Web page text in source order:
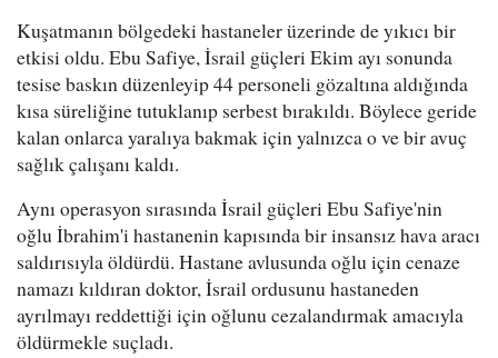
Kuşatmanın bölgedeki hastaneler üzerinde de yıkıcı bir
etkisi oldu. Ebu Safiye, İsrail güçleri Ekim ayı sonunda
tesise baskın düzenleyip 44 personeli gözaltına aldığında
kısa süreliğine tutuklanıp serbest bırakıldı. Böylece geride
kalan onlarca yaralıya bakmak için yalnızca o ve bir avuç
sağlık çalışanı kaldı.
Aynı operasyon sırasında İsrail güçleri Ebu Safiye'nin
oğlu İbrahim'i hastanenin kapısında bir insansız hava aracı
saldırısıyla öldürdü. Hastane avlusunda oğlu için cenaze
namazı kıldıran doktor, İsrail ordusunu hastaneden
ayrılmayı reddettiği için oğlunu cezalandırmak amacıyla
öldürmekle suçladı.